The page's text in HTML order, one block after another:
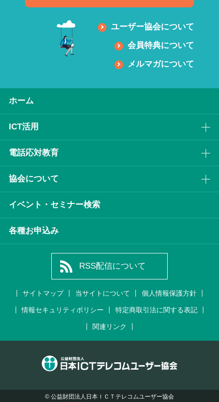
ユーザー協会について
会員特典について
メルマガについて
ホーム
ICT活⽤
電話応対教育
協会について
イベント・セミナー検索
各種お申込み
RSS配信について
サイトマップ 当サイトについて 個人情報保護方針
情報セキュリティポリシー 特定商取引法に関する表記
関連リンク
© 公益財団法⼈日本ＩＣＴテレコムユーザー協会